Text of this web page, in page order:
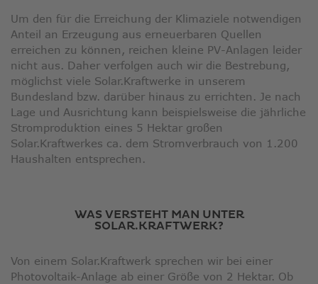
Um den für die Erreichung der Klimaziele notwendigen
Anteil an Erzeugung aus erneuerbaren Quellen
erreichen zu können, reichen kleine PV-Anlagen leider
nicht aus. Daher verfolgen auch wir die Bestrebung,
möglichst viele Solar.Kraftwerke in unserem
Bundesland bzw. darüber hinaus zu errichten. Je nach
Lage und Ausrichtung kann beispielsweise die jährliche
Stromproduktion eines 5 Hektar großen
Solar.Kraftwerkes ca. dem Stromverbrauch von 1.200
Haushalten entsprechen.
WAS VERSTEHT MAN UNTER
SOLAR.KRAFTWERK?
Von einem Solar.Kraftwerk sprechen wir bei einer
Photovoltaik-Anlage ab einer Größe von 2 Hektar. Ob